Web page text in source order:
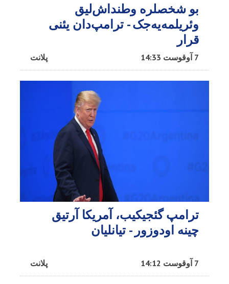
بو شخصلره وطنداش‌لیق
وئریلمه‌یه‌جک - ترامپ‌دان یئنی
قرار
پلانت 7 آوقوست 14:33
ترامپ گئجیکیب، آمریکا آرتیق
چینه اودوزور - تیانلیان
پلانت 7 آوقوست 14:12